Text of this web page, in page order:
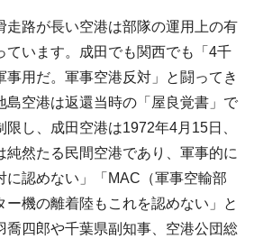
走路が長い空港は部隊の運用上の有
ています。成田でも関西でも「4千
事用だ。軍事空港反対」と闘ってき
島空港は返還当時の「屋良覚書」で
限し、成田空港は1972年4月15日、
純然たる民間空港であり、軍事的に
に認めない」「MAC（軍事空輸部
ー機の離着陸もこれを認めない」と
喬四郎や千葉県副知事、空港公団総